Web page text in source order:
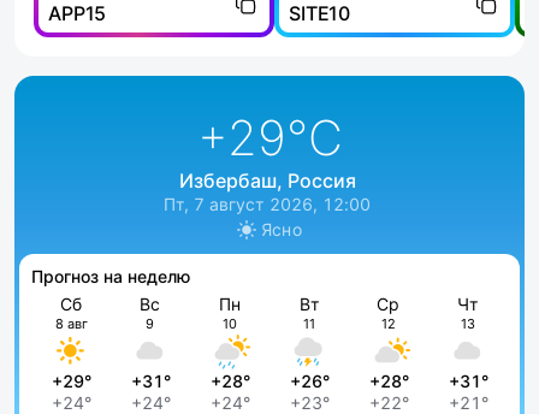
APP15 SITE10
+29°C
Избербаш, Россия
Пт, 7 август 2026, 12:00
Ясно
Прогноз на неделю
Сб
8 авг
+29°
+24°
Вс
9
+31°
+24°
Пн
10
+28°
+24°
Вт
11
+26°
+23°
Ср
12
+28°
+22°
Чт
13
+31°
+21°